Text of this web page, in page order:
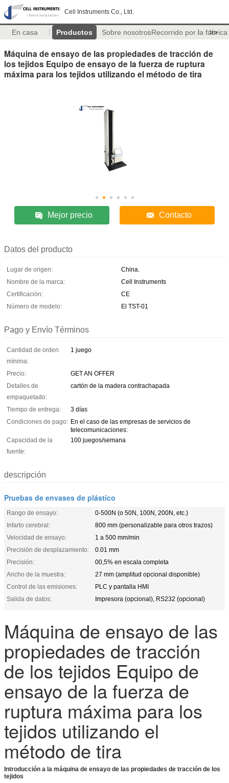
Cell Instruments Co., Ltd.
En casa Productos Sobre nosotrosRecorrido por la fábrica
>>
Máquina de ensayo de las propiedades de tracción de
los tejidos Equipo de ensayo de la fuerza de ruptura
máxima para los tejidos utilizando el método de tira
Mejor precio Contacto
Datos del producto
Lugar de origen:
China.
Nombre de la marca:
Cell Instruments
Certificación:
CE
Número de modelo:
El TST-01
Pago y Envío Términos
Cantidad de orden
mínima:
1 juego
Precio:
GET AN OFFER
Detalles de
empaquetado:
cartón de la madera contrachapada
Tiempo de entrega:
3 días
Condiciones de pago: En el caso de las empresas de servicios de
telecomunicaciones:
Capacidad de la
fuente:
100 juegos/semana
descripción
Pruebas de envases de plástico
Rango de ensayo:
0-500N (o 50N, 100N, 200N, etc.)
Infarto cerebral:
800 mm (personalizable para otros trazos)
Velocidad de ensayo:
1 a 500 mm/min
Precisión de desplazamiento:
0.01 mm
Precisión:
00,5% en escala completa
Ancho de la muestra:
27 mm (amplitud opcional disponible)
Control de las emisiones:
PLC y pantalla HMI
Salida de datos:
Impresora (opcional), RS232 (opcional)
Máquina de ensayo de las
propiedades de tracción
de los tejidos Equipo de
ensayo de la fuerza de
ruptura máxima para los
tejidos utilizando el
método de tira
Introducción a la máquina de ensayo de las propiedades de tracción de los
tejidos